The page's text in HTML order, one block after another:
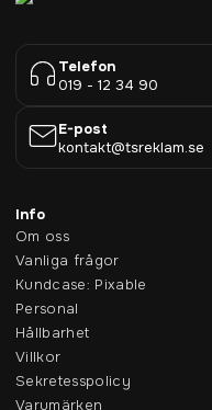
Telefon
019 - 12 34 90
E-post
kontakt@tsreklam.se
Info
Om oss
Vanliga frågor
Kundcase: Pixable
Personal
Hållbarhet
Villkor
Sekretesspolicy
Varumärken